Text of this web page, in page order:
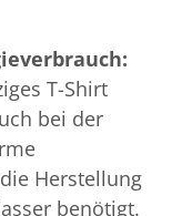
T-Shirt
bei der
Herstellung
benötigt.